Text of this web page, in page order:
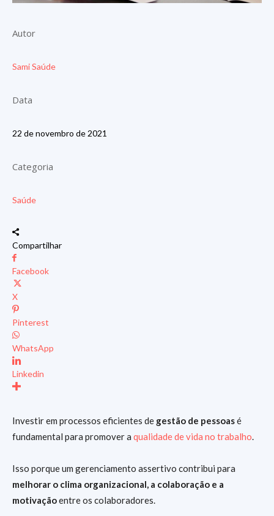
Autor
Sami Saúde
Data
22 de novembro de 2021
Categoria
Saúde
Compartilhar
Facebook
X
Pinterest
WhatsApp
Linkedin
Investir em processos eficientes de gestão de pessoasé
fundamental para promover a qualidade de vida no trabalho.
Isso porque um gerenciamento assertivo contribui para
melhorar o clima organizacional, a colaboração e a
motivaçãoentre os colaboradores.